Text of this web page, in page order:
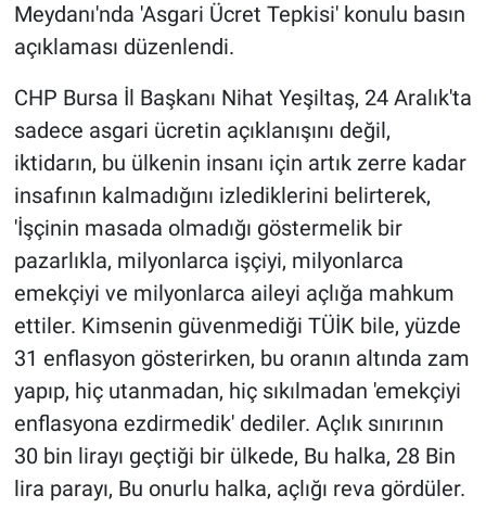
Meydanı'nda 'Asgari Ücret Tepkisi' konulu basın
açıklaması düzenlendi.
CHP Bursa İl Başkanı Nihat Yeşiltaş, 24 Aralık'ta
sadece asgari ücretin açıklanışını değil,
iktidarın, bu ülkenin insanı için artık zerre kadar
insafının kalmadığını izlediklerini belirterek,
'İşçinin masada olmadığı göstermelik bir
pazarlıkla, milyonlarca işçiyi, milyonlarca
emekçiyi ve milyonlarca aileyi açlığa mahkum
ettiler. Kimsenin güvenmediği TÜİK bile, yüzde
31 enflasyon gösterirken, bu oranın altında zam
yapıp, hiç utanmadan, hiç sıkılmadan 'emekçiyi
enflasyona ezdirmedik' dediler. Açlık sınırının
30 bin lirayı geçtiği bir ülkede, Bu halka, 28 Bin
lira parayı, Bu onurlu halka, açlığı reva gördüler.